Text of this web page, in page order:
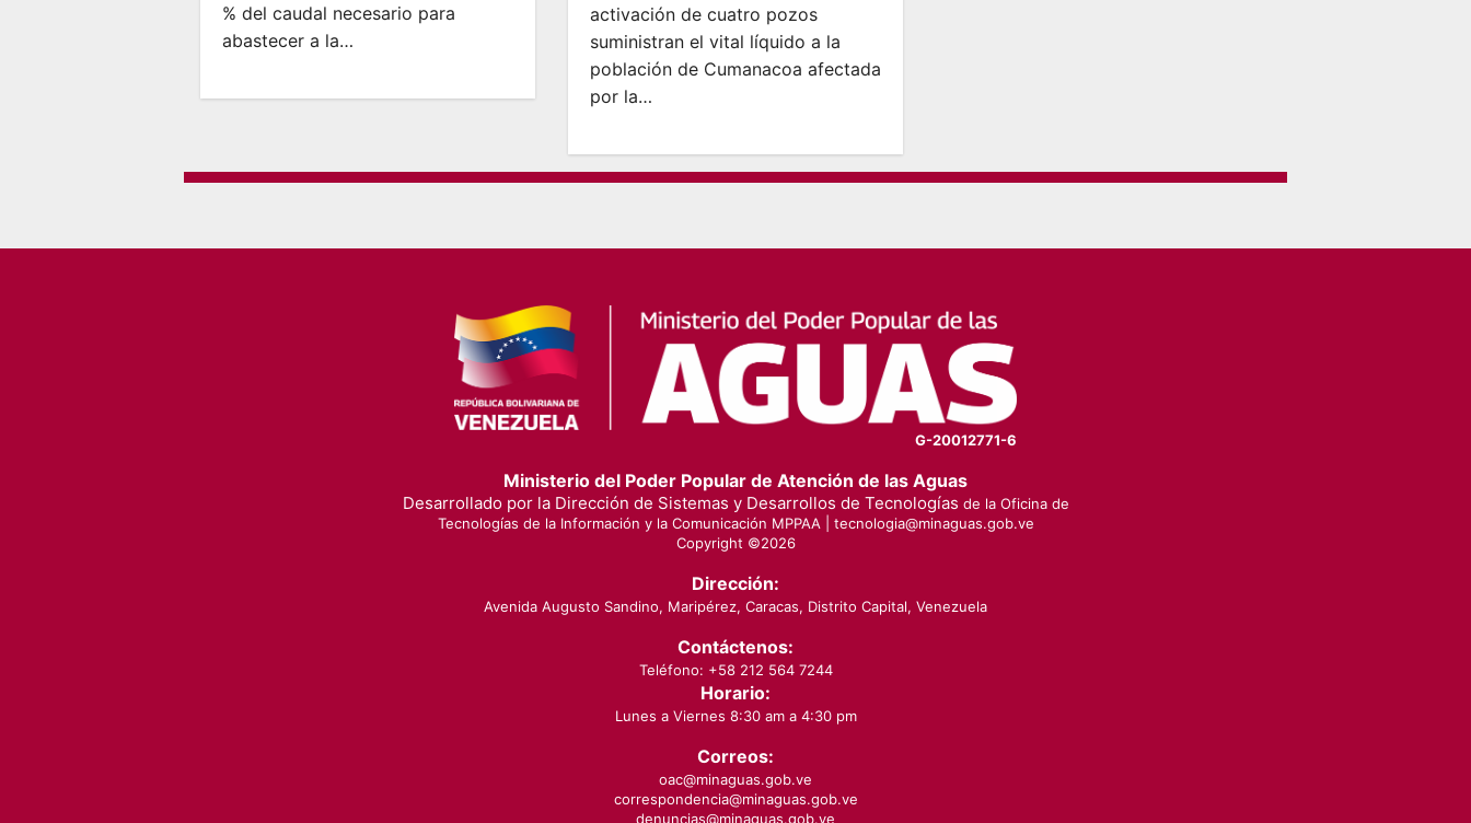
% del caudal necesario para
abastecer a la…
activación de cuatro pozos
suministran el vital líquido a la
población de Cumanacoa afectada
por la…
G-20012771-6
Ministerio del Poder Popular de Atención de las Aguas
Desarrollado por la Dirección de Sistemas y Desarrollos de Tecnologías de la Oficina de
Tecnologías de la Información y la Comunicación MPPAA | tecnologia@minaguas.gob.ve
Copyright ©2026
Dirección:
Avenida Augusto Sandino, Maripérez, Caracas, Distrito Capital, Venezuela
Contáctenos:
Teléfono: +58 212 564 7244
Horario:
Lunes a Viernes 8:30 am a 4:30 pm
Correos:
oac@minaguas.gob.ve
correspondencia@minaguas.gob.ve
denuncias@minaguas.gob.ve